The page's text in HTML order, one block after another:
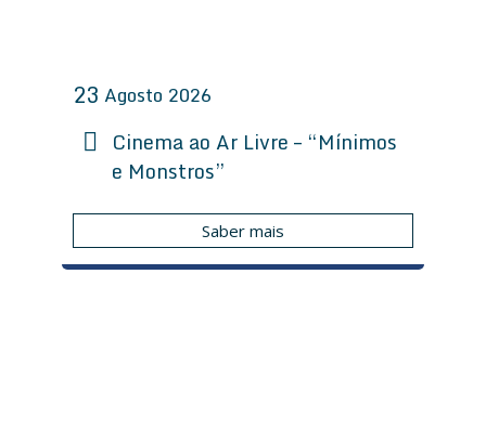
23 Agosto 2026
Cinema ao Ar Livre – “Mínimos
e Monstros”
Saber mais